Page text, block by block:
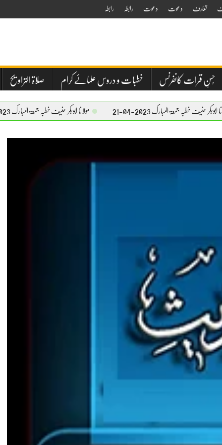
تعارف دعوت دعوت رابطہ رابطہ
حُسنِ قرات کانفرنس خطبات و دروس علمائے کرام صلاۃ التراویح
المبارک 2023-04-21 مولانا ابوبکر حنیف خطبہ جمعۃ المبارک 2023-04-21